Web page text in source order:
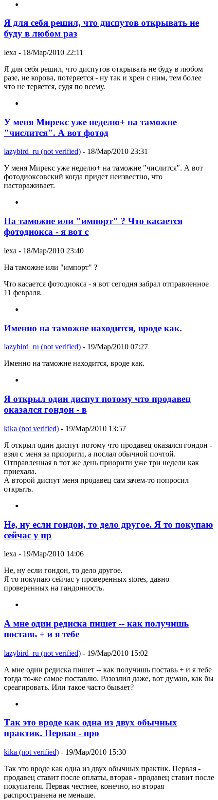
Я для себя решил, что диспутов открывать не
буду в любом раз
lexa - 18/Мар/2010 22:11
Я для себя решил, что диспутов открывать не буду в любом
разе, не корова, потеряется - ну так и хрен с ним, тем более
что не теряется, судя по всему.
У меня Мирекс уже неделю+ на таможне
"числится". А вот фотод
lazybird_ru (not verified) - 18/Мар/2010 23:31
У меня Мирекс уже неделю+ на таможне "числится". А вот
фотодиоксовский когда придет неизвестно, что
настораживает.
На таможне или "импорт" ? Что касается
фотодиокса - я вот с
lexa - 18/Мар/2010 23:40
На таможне или "импорт" ?
Что касается фотодиокса - я вот сегодня забрал отправленное
11 февраля.
Именно на таможне находится, вроде как.
lazybird_ru (not verified) - 19/Мар/2010 07:27
Именно на таможне находится, вроде как.
Я открыл один диспут потому что продавец
оказался гондон - в
kika (not verified) - 19/Мар/2010 13:57
Я открыл один диспут потому что продавец оказался гондон -
взял с меня за приорити, а послал обычной почтой.
Отправленная в тот же день приорити уже три недели как
приехала.
А второй диспут меня продавец сам зачем-то попросил
открыть.
Не, ну если гондон, то дело другое. Я то покупаю
сейчас у пр
lexa - 19/Мар/2010 14:06
Не, ну если гондон, то дело другое.
Я то покупаю сейчас у проверенных stores, давно
проверенных на гандонность.
А мне один редиска пишет -- как получишь
поставь + и я тебе
lazybird_ru (not verified) - 19/Мар/2010 15:02
А мне один редиска пишет -- как получишь поставь + и я тебе
тогда то-же самое поставлю. Разозлил даже, вот думаю, как бы
среагировать. Или такое часто бывает?
Так это вроде как одна из двух обычных
практик. Первая - про
kika (not verified) - 19/Мар/2010 15:30
Так это вроде как одна из двух обычных практик. Первая -
продавец ставит после оплаты, вторая - продавец ставит после
покупателя. Первая честнее, конечно, но вторая
распространена не меньше.